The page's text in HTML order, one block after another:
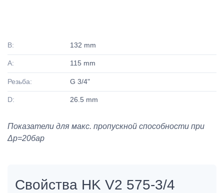
B: 132 mm
A: 115 mm
Резьба: G 3/4"
D: 26.5 mm
Показатели для макс. пропускной способности при
Δp=20бар
Свойства HK V2 575-3/4